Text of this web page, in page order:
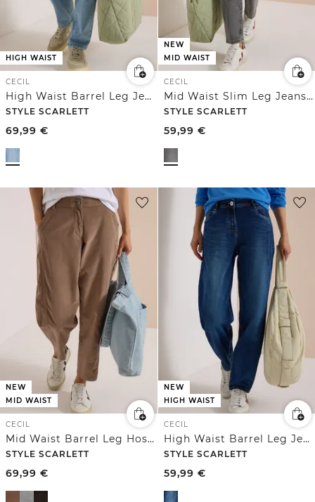
HIGH WAIST
CECIL
High Waist Barrel Leg Jeans im Loose Fit
STYLE SCARLETT
69,99 €
NEW
MID WAIST
CECIL
Mid Waist Slim Leg Jeans im Casual Fit
STYLE SCARLETT
59,99 €
NEW
MID WAIST
CECIL
Mid Waist Barrel Leg Hose im Casual Fit
STYLE SCARLETT
69,99 €
NEW
HIGH WAIST
CECIL
High Waist Barrel Leg Jeans im Loose Fit
STYLE SCARLETT
59,99 €